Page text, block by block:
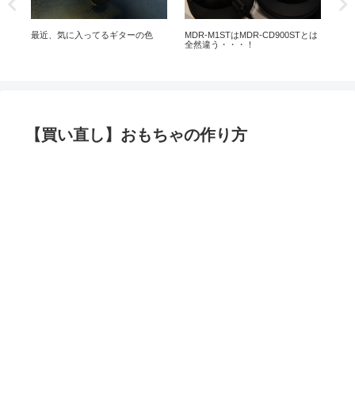
最近、気に入ってるギターの色
MDR-M1STはMDR-CD900STとは
全然違う・・・！
【買い直し】おもちゃの作り方